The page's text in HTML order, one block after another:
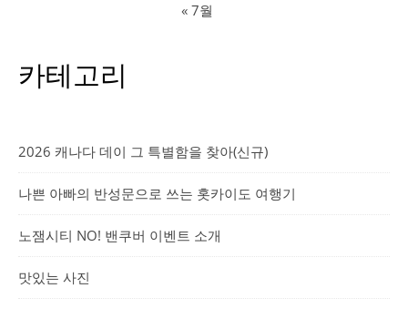
« 7월
카테고리
2026 캐나다 데이 그 특별함을 찾아(신규)
나쁜 아빠의 반성문으로 쓰는 홋카이도 여행기
노잼시티 NO! 밴쿠버 이벤트 소개
맛있는 사진